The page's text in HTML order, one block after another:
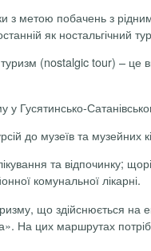
метою побачень з
як ностальгічний
(nostalgic tour) – це
Гусятинсько-
до музеїв та музейних
та відпочинку;
комунальної лікарні.
що здійснюється на
На цих маршрутах